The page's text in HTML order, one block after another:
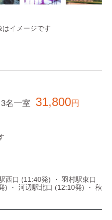
イメージです
3名一室 31,800円
西口 (11:40発) ・ 羽村駅東口
) ・ 河辺駅北口 (12:10発) ・ 秋